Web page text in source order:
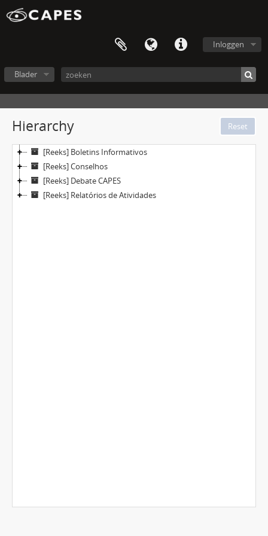
Inloggen
Blader
Hierarchy
[Reeks] Boletins Informativos
[Reeks] Conselhos
[Reeks] Debate CAPES
[Reeks] Relatórios de Atividades